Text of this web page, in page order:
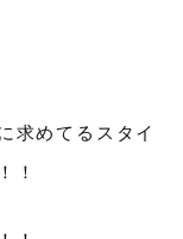
求めてるスタイ
！